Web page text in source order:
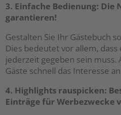
3. Einfache Bedienung:
garantieren!
Gestalten Sie Ihr Gästebuch
Dies bedeutet vor allem,
jederzeit gegeben sein
Gäste schnell das Interesse
4. Highlights rauspicken:
Einträge für Werbezwecke